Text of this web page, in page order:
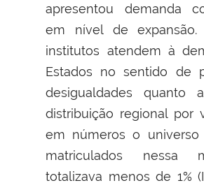
apresentou demanda
em nível de expansão.
institutos atendem à
Estados no sentido de
desigualdades quanto
distribuição regional por
em números o universo
matriculados nessa
totalizava menos de 1%